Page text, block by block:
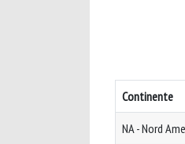
Continente
NA - Nord